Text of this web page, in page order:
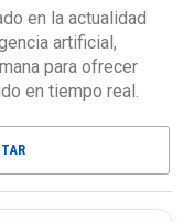
en la actualidad
artificial,
para ofrecer
en tiempo real.